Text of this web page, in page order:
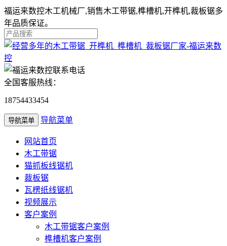
福运来数控木工机械厂,销售木工带锯,榫槽机,开榫机,裁板锯多
年品质保证。
全国客服热线：
18754433454
导航菜单 导航菜单
网站首页
木工带锯
猫抓板线锯机
裁板锯
瓦楞纸线锯机
视频展示
客户案例
木工带锯客户案例
榫槽机客户案例